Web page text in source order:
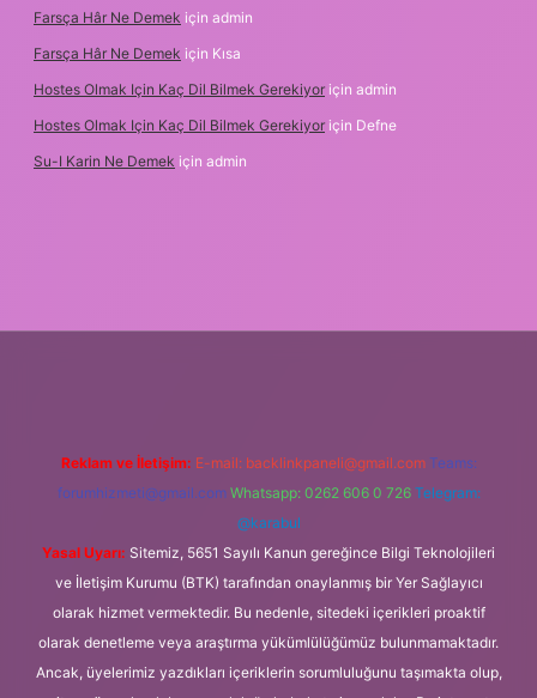
Farsça Hâr Ne Demek için admin
Farsça Hâr Ne Demek için Kısa
Hostes Olmak Için Kaç Dil Bilmek Gerekiyor için admin
Hostes Olmak Için Kaç Dil Bilmek Gerekiyor için Defne
Su-I Karin Ne Demek için admin
Reklam ve İletişim: E-mail: backlinkpaneli@gmail.com Teams:
forumhizmeti@gmail.com Whatsapp: 0262 606 0 726 Telegram:
@karabul
Yasal Uyarı: Sitemiz, 5651 Sayılı Kanun gereğince Bilgi Teknolojileri
ve İletişim Kurumu (BTK) tarafından onaylanmış bir Yer Sağlayıcı
olarak hizmet vermektedir. Bu nedenle, sitedeki içerikleri proaktif
olarak denetleme veya araştırma yükümlülüğümüz bulunmamaktadır.
Ancak, üyelerimiz yazdıkları içeriklerin sorumluluğunu taşımakta olup,